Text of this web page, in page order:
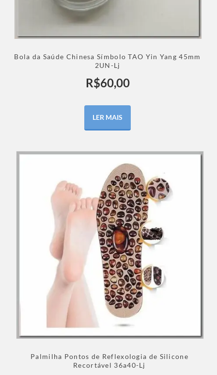
Bola da Saúde Chinesa Símbolo TAO Yin Yang 45mm
2UN-Lj
R$60,00
LER MAIS
Palmilha Pontos de Reflexologia de Silicone
Recortável 36a40-Lj